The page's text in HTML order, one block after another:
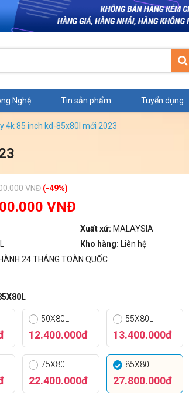
Nghệ Tin sản phẩm Tuyển dụng
4k 85 inch kd-85x80l mới 2023
VNĐ (-49%)
VNĐ
Xuất xứ: MALAYSIA
Kho hàng: Liên hệ
24 THÁNG TOÀN QUỐC
50X80L
12.400.000đ
55X80L
13.400.000đ
75X80L
22.400.000đ
85X80L
27.800.000đ